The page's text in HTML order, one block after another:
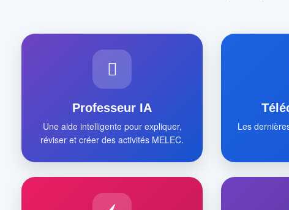
Professeur IA
Une aide intelligente pour expliquer,
réviser et créer des activités MELEC.
Les